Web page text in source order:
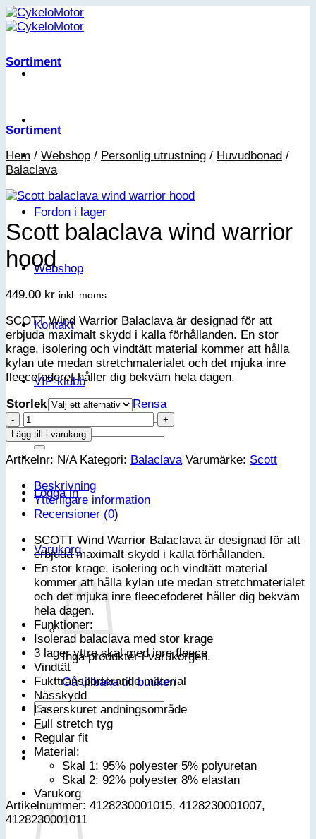
Skip
to
Fordon i lager
Webshop
Kontakt
VIP-klubb
Sök
efter:
Logga in
Varukorg
Inga produkter i varukorgen.
Gå tillbaka till butiken
Sök
efter:
Varukorg
Sortiment
Sortiment
Hem / Webshop / Personlig utrustning / Huvudbonad /
Balaclava
Scott balaclava wind warrior
hood
449.00 kr inkl. moms
SCOTT Wind Warrior Balaclava är designad för att
erbjuda maximalt skydd i kalla förhållanden. En stor
krage, isolering och vindtätt material kommer att hålla
kylan ute medan stretchmaterialet och det mjuka inre
fleecefoderet håller dig bekväm hela dagen.
Storlek
Rensa
Scott
balaclava
wind
warrior
mängd
Lägg till i varukorg
Artikelnr: N/A Kategori: Balaclava Varumärke: Scott
Beskrivning
Ytterligare information
Recensioner (0)
SCOTT Wind Warrior Balaclava är designad för att
erbjuda maximalt skydd i kalla förhållanden.
En stor krage, isolering och vindtätt material
kommer att hålla kylan ute medan stretchmaterialet
och det mjuka inre fleecefoderet håller dig bekväm
hela dagen.
Funktioner:
Isolerad balaclava med stor krage
3 lager yttre skal med inre fleece
Vindtät
Fukttransporterande material
Nässkydd
Laserskuret andningsområde
Full stretch tyg
Regular fit
Material:
Skal 1: 95% polyester 5% polyuretan
Skal 2: 92% polyester 8% elastan
Artikelnummer: 4128230001015, 4128230001007,
4128230001011